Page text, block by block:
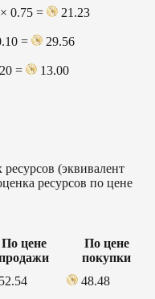
0.75 = 21.23
= 29.56
= 13.00
(эквивалент
ресурсов по цене
По цене
По цене
покупки
52.54 48.48